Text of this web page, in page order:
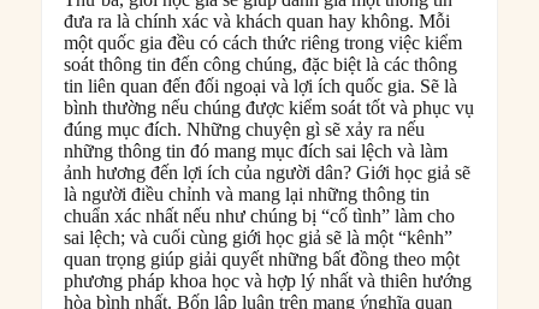
đưa ra là chính xác và khách quan hay không. Mỗi
một quốc gia đều có cách thức riêng trong việc kiểm
soát thông tin đến công chúng, đặc biệt là các thông
tin liên quan đến đối ngoại và lợi ích quốc gia. Sẽ là
bình thường nếu chúng được kiểm soát tốt và phục vụ
đúng mục đích. Những chuyện gì sẽ xảy ra nếu
những thông tin đó mang mục đích sai lệch và làm
ảnh hương đến lợi ích của người dân? Giới học giả sẽ
là người điều chỉnh và mang lại những thông tin
chuẩn xác nhất nếu như chúng bị “cố tình” làm cho
sai lệch; và cuối cùng giới học giả sẽ là một “kênh”
quan trọng giúp giải quyết những bất đồng theo một
phương pháp khoa học và hợp lý nhất và thiên hướng
hòa bình nhất. Bốn lập luận trên mang ‎ýnghĩa quan